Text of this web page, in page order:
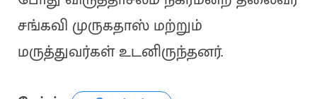
சங்கவி முருகதாஸ் மற்றும்
மருத்துவர்கள் உடனிருந்தனர்.